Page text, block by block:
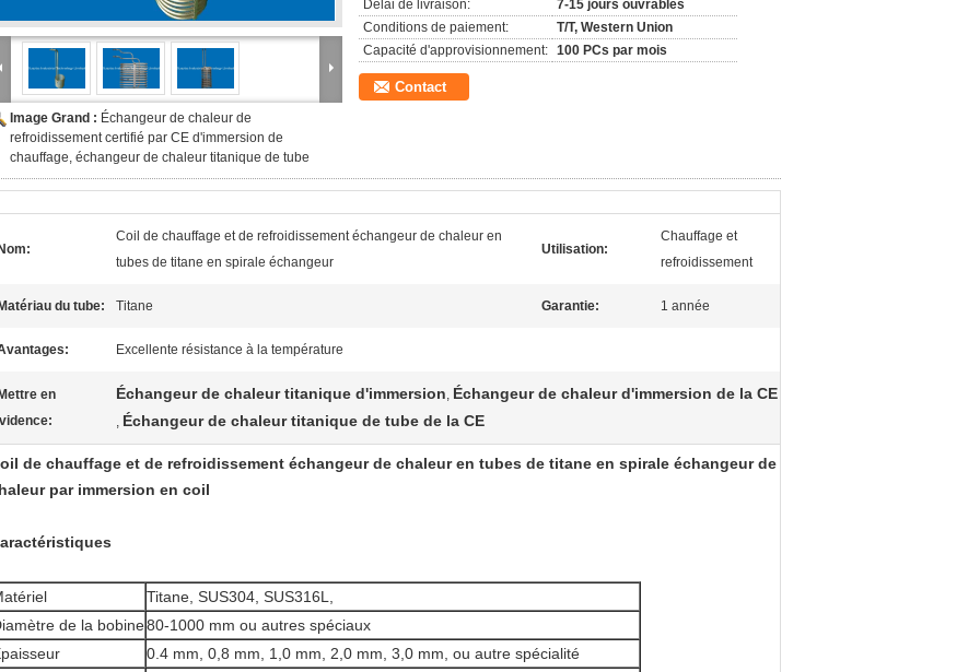
Image Grand : Échangeur de chaleur de
refroidissement certifié par CE d'immersion de
chauffage, échangeur de chaleur titanique de tube
Délai de livraison:
7-15 jours ouvrables
Conditions de paiement:
T/T, Western Union
Capacité d'approvisionnement: 100 PCs par mois
Contact
Coil de chauffage et de refroidissement échangeur de chaleur en
tubes de titane en spirale échangeur
Utilisation:
Chauffage et
refroidissement
du tube: Titane Garantie: 1 année
Excellente résistance à la température
en
Échangeur de chaleur titanique d'immersion, Échangeur de chaleur d'immersion de la CE
, Échangeur de chaleur titanique de tube de la CE
de chauffage et de refroidissement échangeur de chaleur en tubes de titane en spirale échangeur de
par immersion en coil
Titane, SUS304, SUS316L,
de la bobine80-1000 mm ou autres spéciaux
0.4 mm, 0,8 mm, 1,0 mm, 2,0 mm, 3,0 mm, ou autre spécialité